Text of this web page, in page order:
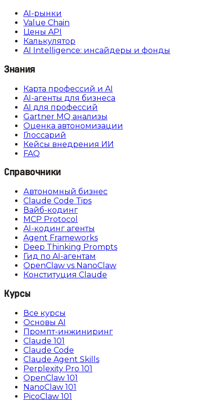
AI-рынки
Value Chain
Цены API
Калькулятор
AI Intelligence: инсайдеры и фонды
Знания
Карта профессий и AI
AI-агенты для бизнеса
AI для профессий
Gartner MQ анализы
Оценка автономизации
Глоссарий
Кейсы внедрения ИИ
FAQ
Справочники
Автономный бизнес
Claude Code Tips
Вайб-кодинг
MCP Protocol
AI-кодинг агенты
Agent Frameworks
Deep Thinking Prompts
Гид по AI-агентам
OpenClaw vs NanoClaw
Конституция Claude
Курсы
Все курсы
Основы AI
Промпт-инжиниринг
Claude 101
Claude Code
Claude Agent Skills
Perplexity Pro 101
OpenClaw 101
NanoClaw 101
PicoClaw 101